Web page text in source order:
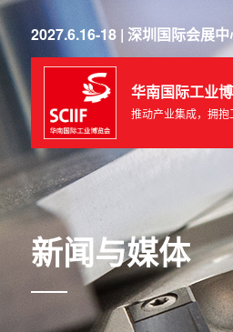
2027.6.16-18 | 深圳国际会展中
华南国际工业
推动产业集成，拥抱
新闻与媒体